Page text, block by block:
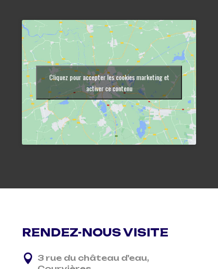
Cliquez pour accepter les cookies marketing et
activer ce contenu
RENDEZ-NOUS VISITE
 3 rue du château d'eau,